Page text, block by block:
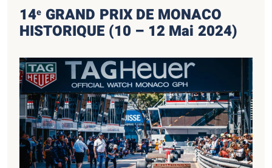
14e GRAND PRIX DE MONACO
HISTORIQUE (10 – 12 Mai 2024)